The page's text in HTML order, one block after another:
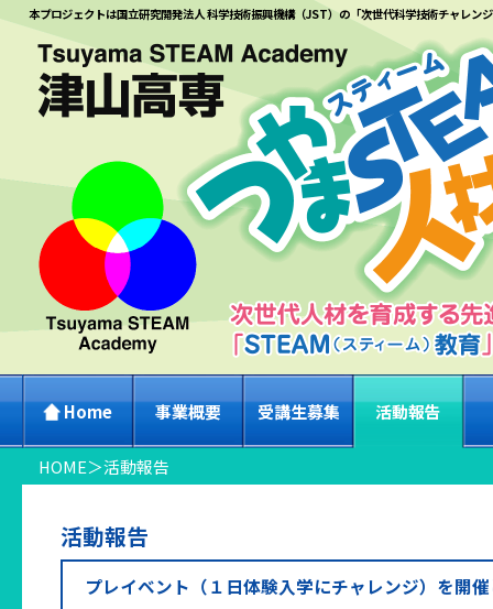
本プロジェクトは国立研究開発法人 科学技術振興機構（JST）の「次世代科学技術チャレン
Home 事業概要 受講生募集 活動報告
HOME＞活動報告
活動報告
プレイベント（１日体験入学にチャレンジ）を開